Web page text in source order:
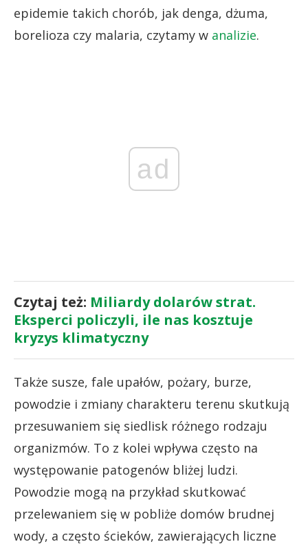
epidemie takich chorób, jak denga, dżuma,
borelioza czy malaria, czytamy w analizie.
ad
Czytaj też: Miliardy dolarów strat.
Eksperci policzyli, ile nas kosztuje
kryzys klimatyczny
Także susze, fale upałów, pożary, burze,
powodzie i zmiany charakteru terenu skutkują
przesuwaniem się siedlisk różnego rodzaju
organizmów. To z kolei wpływa często na
występowanie patogenów bliżej ludzi.
Powodzie mogą na przykład skutkować
przelewaniem się w pobliże domów brudnej
wody, a często ścieków, zawierających liczne